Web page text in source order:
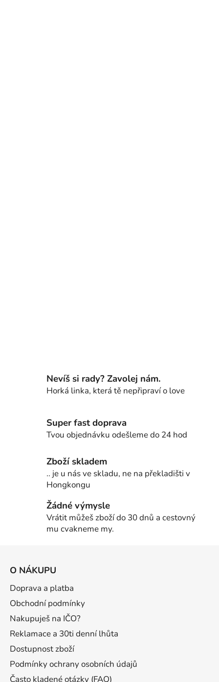
Nevíš si rady? Zavolej nám.
Horká linka, která tě nepřipraví o love
Super fast doprava
Tvou objednávku odešleme do 24 hod
Zboží skladem
.. je u nás ve skladu, ne na překladišti v
Hongkongu
Žádné výmysle
Vrátit můžeš zboží do 30 dnů a cestovný
mu cvakneme my.
O NÁKUPU
Doprava a platba
Obchodní podmínky
Nakupuješ na IČO?
Reklamace a 30ti denní lhůta
Dostupnost zboží
Podmínky ochrany osobních údajů
Často kladené otázky (FAQ)